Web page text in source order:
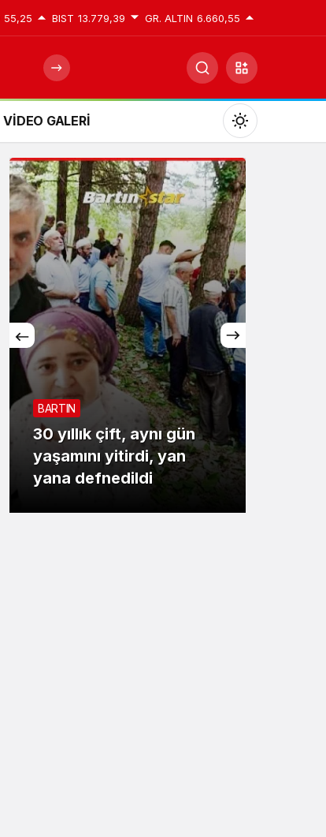
55,25 BIST 13.779,39 GR. ALTIN 6.660,55
VİDEO GALERİ
Mod
değiştir
Gündüz Modu
Gündüz modunu seçin.
Gece Modu
Gece modunu seçin.
Sistem Modu
Sistem modunu seçin.
BARTIN
30 yıllık çift, aynı gün
yaşamını yitirdi, yan
yana defnedildi